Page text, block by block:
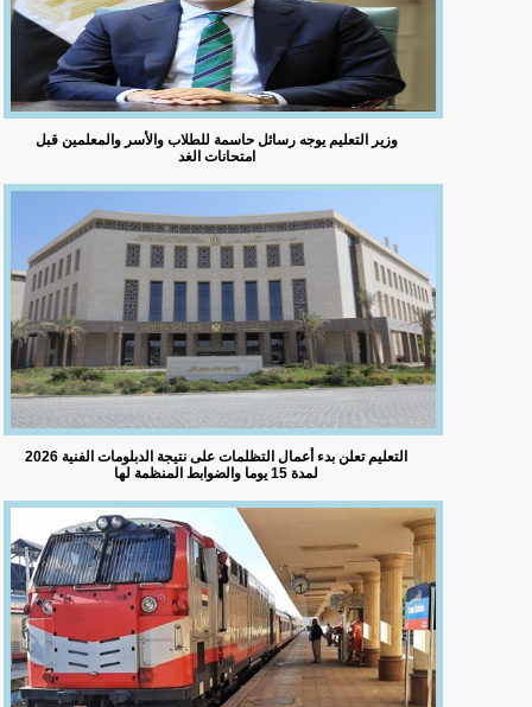
وزير التعليم يوجه رسائل حاسمة للطلاب والأسر والمعلمين قبل
امتحانات الغد
التعليم تعلن بدء أعمال التظلمات على نتيجة الدبلومات الفنية 2026
لمدة 15 يوما والضوابط المنظمة لها